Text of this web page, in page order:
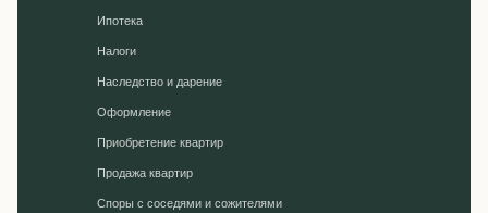
Ипотека
Налоги
Наследство и дарение
Оформление
Приобретение квартир
Продажа квартир
Споры с соседями и сожителями